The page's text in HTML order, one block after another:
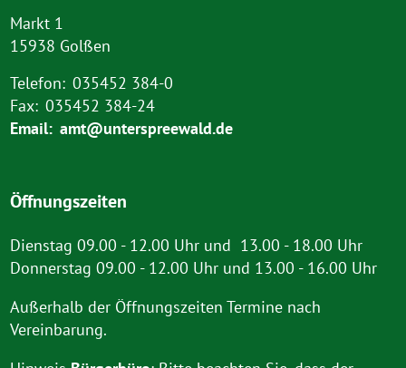
Markt 1
15938 Golßen
Telefon: 035452 384-0
Fax: 035452 384-24
Email: amt@unterspreewald.de
Öffnungszeiten
Dienstag 09.00 - 12.00 Uhr und 13.00 - 18.00 Uhr
Donnerstag 09.00 - 12.00 Uhr und 13.00 - 16.00 Uhr
Außerhalb der Öffnungszeiten Termine nach
Vereinbarung.